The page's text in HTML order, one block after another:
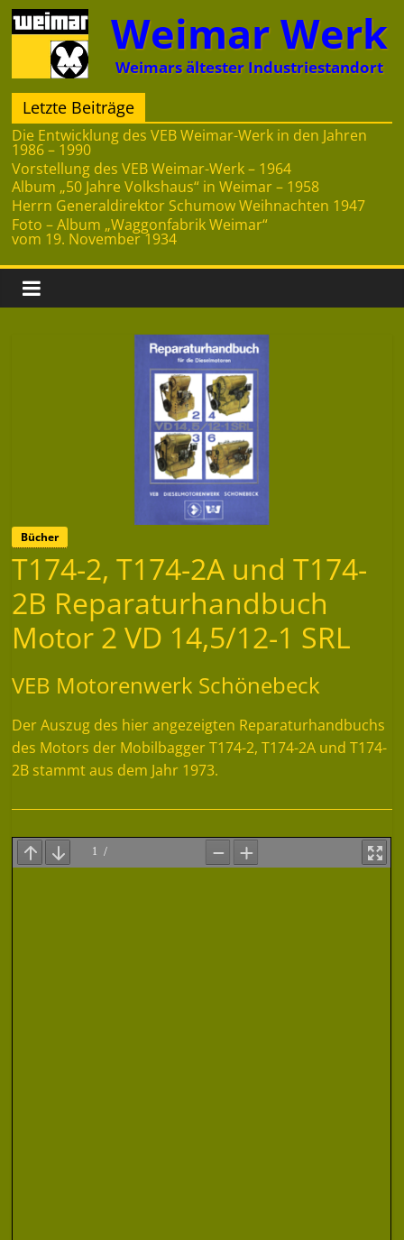
Zum
Inhalt
springen
Weimar Werk
Weimars ältester Industriestandort
Letzte Beiträge
Die Entwicklung des VEB Weimar-Werk in den Jahren
1986 – 1990
Vorstellung des VEB Weimar-Werk – 1964
Album „50 Jahre Volkshaus“ in Weimar – 1958
Herrn Generaldirektor Schumow Weihnachten 1947
Foto – Album „Waggonfabrik Weimar“
vom 19. November 1934
Bücher
T174-2, T174-2A und T174-
2B Reparaturhandbuch
Motor 2 VD 14,5/12-1 SRL
VEB Motorenwerk Schönebeck
Der Auszug des hier angezeigten Reparaturhandbuchs
des Motors der Mobilbagger T174-2, T174-2A und T174-
2B stammt aus dem Jahr 1973.